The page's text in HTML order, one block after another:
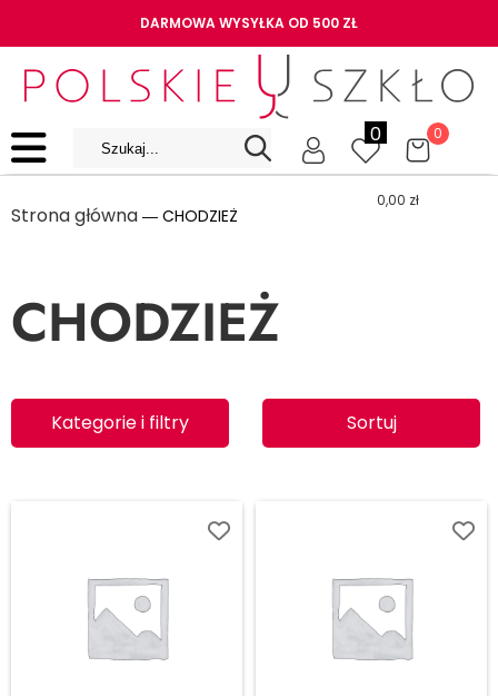
DARMOWA WYSYŁKA OD 500 ZŁ
0 0
0,00 zł
Strona główna ― CHODZIEŻ
CHODZIEŻ
Kategorie i filtry Sortuj